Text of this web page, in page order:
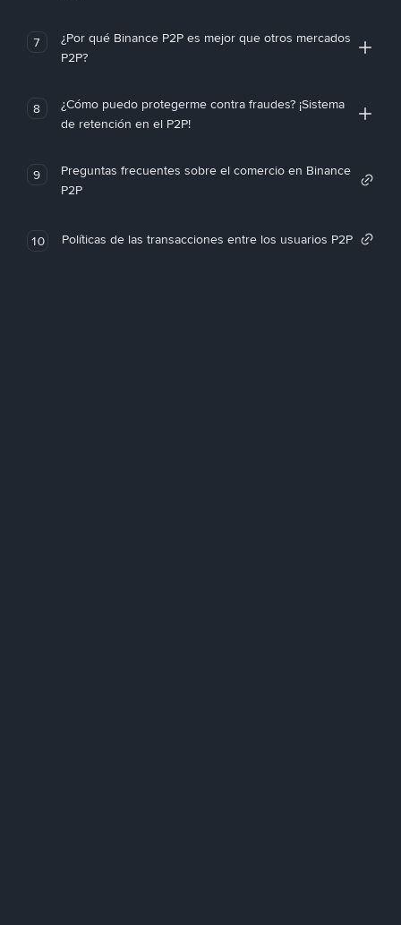
7
¿Por qué Binance P2P es mejor que otros mercados
P2P?
8
¿Cómo puedo protegerme contra fraudes? ¡Sistema
de retención en el P2P!
9
Preguntas frecuentes sobre el comercio en Binance
P2P
10 Políticas de las transacciones entre los usuarios P2P